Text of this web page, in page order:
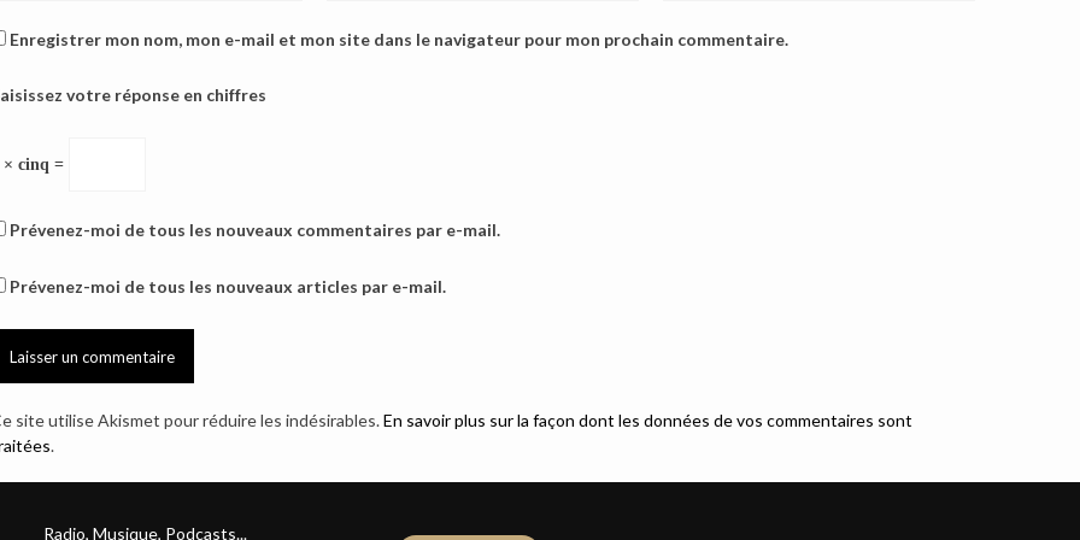
Enregistrer mon nom, mon e-mail et mon site dans le navigateur pour mon prochain commentaire.
votre réponse en chiffres
× cinq =
Prévenez-moi de tous les nouveaux commentaires par e-mail.
Prévenez-moi de tous les nouveaux articles par e-mail.
site utilise Akismet pour réduire les indésirables.En savoir plus sur la façon dont les données de vos commentaires sont
.
Radio, Musique, Podcasts...